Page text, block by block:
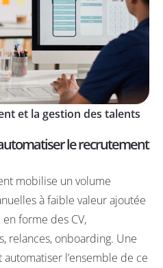
et la gestion des talents
le recrutement
mobilise un volume
à faible valeur ajoutée
forme des CV,
relances, onboarding. Une
l’ensemble de ce